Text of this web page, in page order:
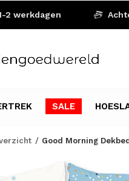
SALE
2 werkdagen
Good Morning